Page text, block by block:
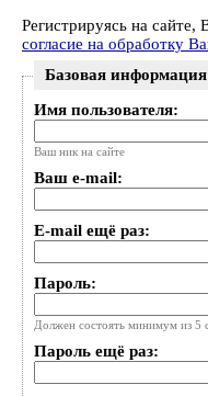
Регистрируясь на сайте,
согласие на обработку
Базовая информация
Имя пользователя:
Ваш ник на сайте
Ваш e-mail:
E-mail ещё раз:
Пароль:
Должен состоять минимум из 5
Пароль ещё раз: